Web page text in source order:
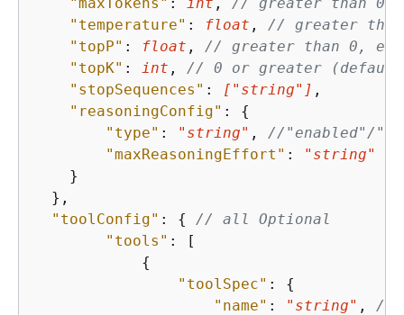
"temperature" : float , // greater
"topP" : float , // greater than 0,
"topK" : int , // 0 or greater
"stopSequences" : [ "string" ] ,
"reasoningConfig" : {
"type" : "string" , //"enabled"/
"maxReasoningEffort" : "string"
    }
  },
"toolConfig" : {
// all Optional
"tools" : [
{
"toolSpec" : {
"name" : "string" , //